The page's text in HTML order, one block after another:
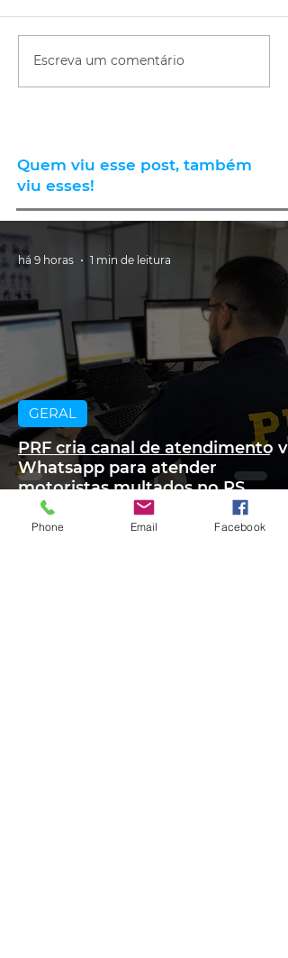
Escreva um comentário
Quem viu esse post, também
viu esses!
PRF cria canal de atendimento
Whatsapp para atender
motoristas multados no RS
GERAL
há 9 horas 1 min de leitura
Phone Email Facebook